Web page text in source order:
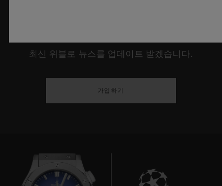
최신 위블로 뉴스를 업데이트 받겠습니다.
가입하기